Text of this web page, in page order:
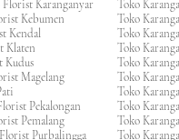
Florist Karanganyar
Kebumen
Kendal
Klaten
Kudus
Magelang
Pekalongan
Pemalang
Purbalingga
Toko
Toko
Toko
Toko
Toko
Toko
Toko
Toko
Toko
Toko